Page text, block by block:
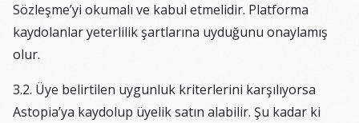
Sözleşme’yi okumalı ve kabul etmelidir. Platforma
kaydolanlar yeterlilik şartlarına uyduğunu onaylamış
olur.
3.2. Üye belirtilen uygunluk kriterlerini karşılıyorsa
Astopia’ya kaydolup üyelik satın alabilir. Şu kadar ki